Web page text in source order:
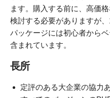
ます。購入する前に、高価
検討する必要がありますが
パッケージには初心者から
含まれています。
長所
定評のある大企業の協力